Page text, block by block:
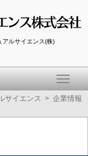
ルサイエンス(株)
Toggle
サイエンス
企業情報